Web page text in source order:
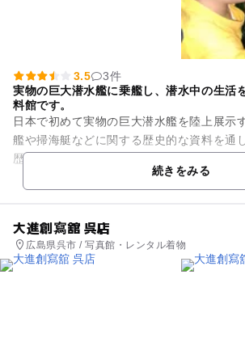
3.5
3件
実物の巨大潜水艦に乗艦し、潜水中の生活
料館です。
日本で初めて実物の巨大潜水艦を陸上展示
艦や掃海艇などに関する歴史的な資料を通
歴史などについて学ぶことができます。 おすすめは、「潜水艦
続きをみる
大進創寫舘 呉店
広島県呉市 / 写真館・レンタル着物